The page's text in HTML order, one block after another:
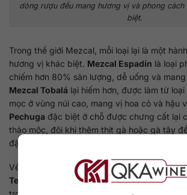
dòng rượu đều mang hương vị và phong
biệt.
Trong thế giới Mezcal, mỗi loại lại là một
hương vị khác biệt. Mezcal Espadín là loại
chiếm hơn 80% sản lượng, dễ uống và
Mezcal Tobalá lại hiếm hơn, được làm từ
mọc ở vùng núi cao, mang vị hoa cỏ và hậu
Pechuga đặc biệt ở chỗ được chưng cất lại
thảo mộc, đôi khi thêm thịt gà hoặc gà tây
đặc trưng trong ngày lễ.
Về phần Tequila, sự phân loại chủ yếu dựa
Tequila Blanco
là loại không ủ hoặc ủ ngắn